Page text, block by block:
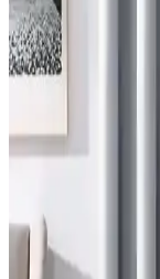
uyumu, desen
önünde
vantilatörleri tercih
montajı sağlanabilir.
Modern Dağ